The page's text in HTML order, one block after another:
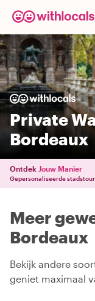
Private
Bordeaux
Ontdek Jouw Manier
Gepersonaliseerde
Meer
Bordeaux
Bekijk andere
geniet maximaal